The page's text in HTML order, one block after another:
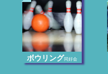
ボウリング 同好会